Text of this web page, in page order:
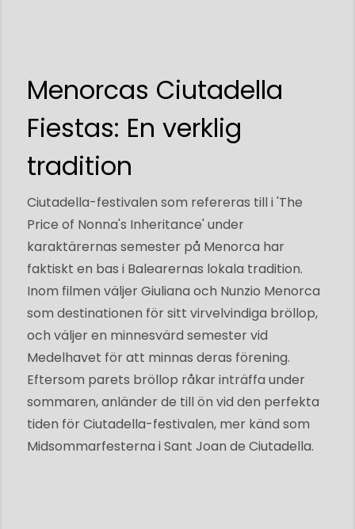
Menorcas Ciutadella
Fiestas: En verklig
tradition
Ciutadella-festivalen som refereras till i 'The
Price of Nonna's Inheritance' under
karaktärernas semester på Menorca har
faktiskt en bas i Balearernas lokala tradition.
Inom filmen väljer Giuliana och Nunzio Menorca
som destinationen för sitt virvelvindiga bröllop,
och väljer en minnesvärd semester vid
Medelhavet för att minnas deras förening.
Eftersom parets bröllop råkar inträffa under
sommaren, anländer de till ön vid den perfekta
tiden för Ciutadella-festivalen, mer känd som
Midsommarfesterna i Sant Joan de Ciutadella.